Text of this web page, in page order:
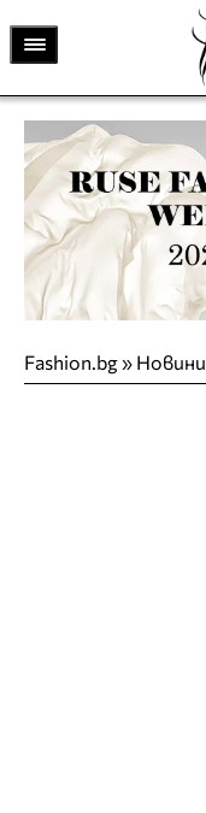
Fashion.bg» Новини